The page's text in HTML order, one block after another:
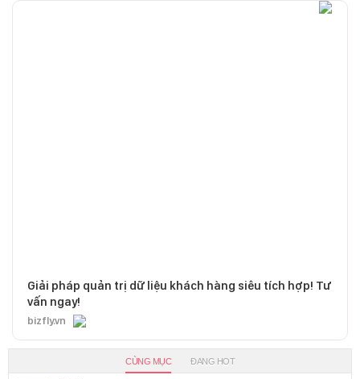
Giải pháp quản trị dữ liệu khách hàng siêu tích hợp! Tư
vấn ngay!
bizfly.vn
CÙNG MỤC ĐANG HOT